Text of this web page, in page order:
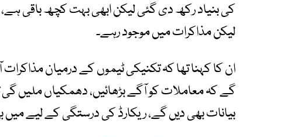
کی بنیاد رکھ دی گئی لیکن ابھی بہت کچھ باقی
لیکن مذاکرات میں موجود رہے۔
ان کا کہنا تھا کہ تکنیکی ٹیموں کے درمیان مذاکرات
گے کہ معاملات کو آگے بڑھائیں، دھمکیاں ملیں
بیانات بھی دیں گے، ریکارڈ کی درستگی کے لیے میں